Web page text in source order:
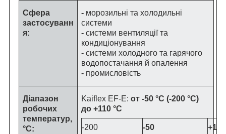
Сфера
застосуванн
я:
- морозильні та холодильні
системи
- системи вентиляції та
кондиціонування
- системи холодного та гарячого
водопостачання й опалення
- промисловість
Діапазон
робочих
температур,
°C:
Kaiflex EF-E: от -50 °C (-200 °C)
до +110 °C
-200 -50 +110